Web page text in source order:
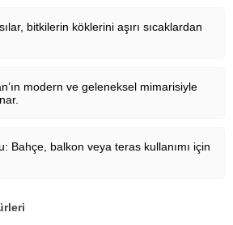
bitkilerin köklerini aşırı sıcaklardan
modern ve geleneksel mimarisiyle
Bahçe, balkon veya teras kullanımı için